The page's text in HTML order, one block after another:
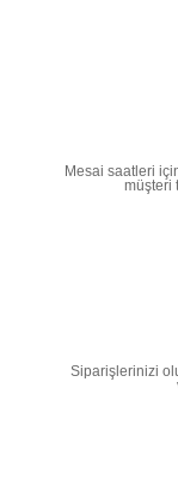
Mesai saatleri
müşteri
Siparişlerinizi